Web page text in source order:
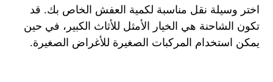
اختر وسيلة نقل مناسبة لكمية العفش الخاص بك. قد
تكون الشاحنة هي الخيار الأمثل للأثاث الكبير، في حين
يمكن استخدام المركبات الصغيرة للأغراض الصغيرة.